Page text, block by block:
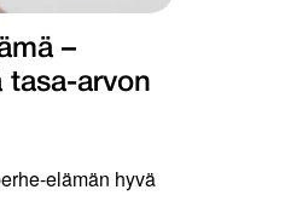
–
tasa-arvon
elämän hyvä